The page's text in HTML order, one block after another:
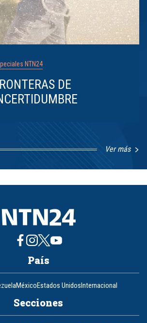
NTN24
DE
Ver más
País
MéxicoEstados UnidosInternacional
Secciones